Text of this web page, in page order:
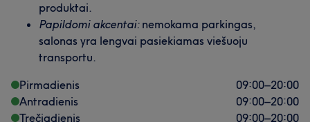
produktai.
Papildomi akcentai: nemokama parkingas,
salonas yra lengvai pasiekiamas viešuoju
transportu.
Pirmadienis
09:00–20:00
Antradienis
09:00–20:00
Trečiadienis
09:00–20:00